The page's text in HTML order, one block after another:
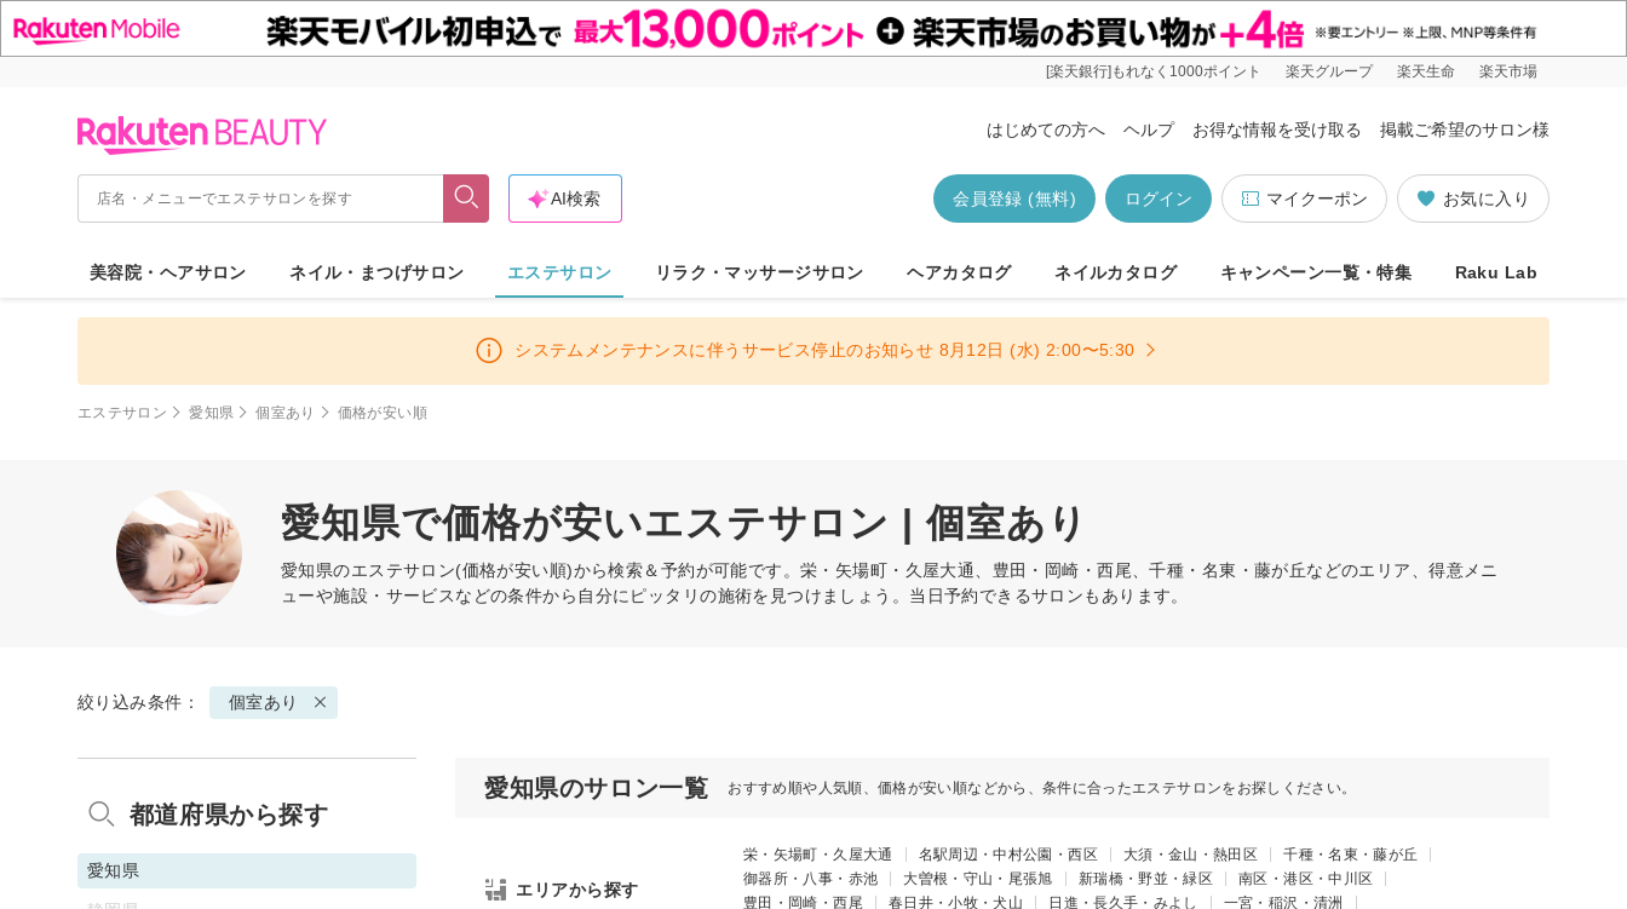
[楽天銀行]もれなく1000ポイント 楽天グループ 楽天生命 楽天市場
はじめての方へ ヘルプ お得な情報を受け取る 掲載ご希望のサロン様
お気に入り
マイクーポン
ログイン
会員登録 (無料)
AI検索
美容院・ヘアサロン ネイル・まつげサロン エステサロン リラク・マッサージサロン ヘアカタログ ネイルカタログ キャンペーン一覧・特集 Raku Lab
システムメンテナンスに伴うサービス停止のお知らせ 8月12日 (水) 2:00〜5:30
エステサロン 愛知県 個室あり 価格が安い順
愛知県で価格が安いエステサロン | 個室あり
愛知県のエステサロン(価格が安い順)から検索＆予約が可能です。栄・矢場町・久屋大通、豊田・岡崎・西尾、千種・名東・藤が丘などのエリア、得意メニ
ューや施設・サービスなどの条件から自分にピッタリの施術を見つけましょう。当日予約できるサロンもあります。
絞り込み条件： 個室あり
愛知県のサロン一覧 おすすめ順や人気順、価格が安い順などから、条件に合ったエステサロンをお探しください。
エリアから探す
栄・矢場町・久屋大通 名駅周辺・中村公園・西区 大須・金山・熱田区
千種・名東・藤が丘
御器所・八事・赤池
大曽根・守山・尾張旭 新瑞橋・野並・緑区
南区・港区・中川区
豊田・岡崎・西尾
春日井・小牧・犬山 日進・長久手・みよし
一宮・稲沢・清洲
都道府県から探す
愛知県